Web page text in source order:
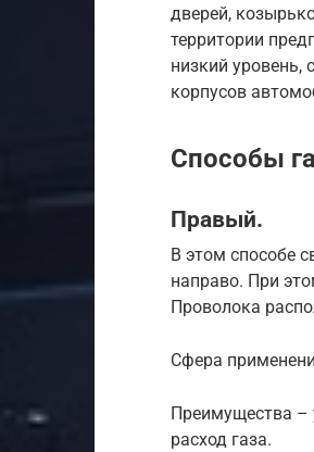
дверей,
территории
низкий уровень,
корпусов
Способы
Правый.
В этом способе
направо. При
Проволока
Сфера
Преимущества –
расход газа.